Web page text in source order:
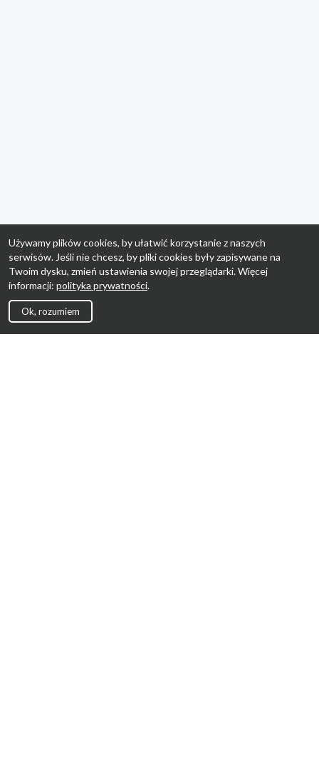
Używamy plików cookies, by ułatwić korzystanie z naszych
serwisów. Jeśli nie chcesz, by pliki cookies były zapisywane na
Twoim dysku, zmień ustawienia swojej przeglądarki. Więcej
informacji: polityka prywatności.
Ok, rozumiem